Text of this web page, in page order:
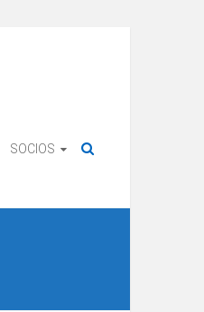
SOCIOS